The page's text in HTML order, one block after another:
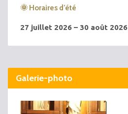
🌞 Horaires d’été
27 juillet 2026 – 30 août 2026
Galerie-photo